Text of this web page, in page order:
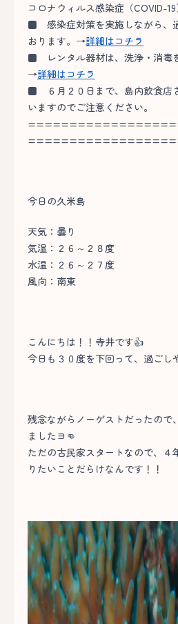
コロナウィルス感染症（COVID-
■ 感染症対策を実施しながら、
おります。→詳細はコチラ
■ レンタル器材は、洗浄・消毒
→詳細はコチラ
■ ６月２０日まで、島内飲食店
いますのでご注意ください。
今日の久米島
天気：曇り
気温：２６～２８度
水温：２６～２７度
風向：南東
こんにちは！！寺井です👍
今日も３０度を下回って、過ごし
残念ながらノーゲストだったので
ましたヨ👊
ただの古民家スタートなので、４
りたいことだらけなんです！！